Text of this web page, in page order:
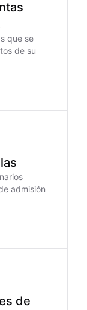
que se
de su
admisión
de